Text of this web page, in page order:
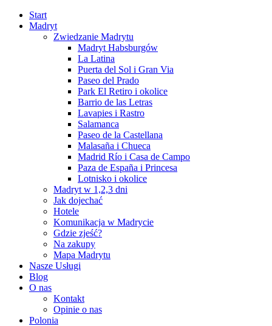
Start
Madryt
Zwiedzanie Madrytu
Madryt Habsburgów
La Latina
Puerta del Sol i Gran Via
Paseo del Prado
Park El Retiro i okolice
Barrio de las Letras
Lavapies i Rastro
Salamanca
Paseo de la Castellana
Malasaña i Chueca
Madrid Río i Casa de Campo
Paza de España i Princesa
Lotnisko i okolice
Madryt w 1,2,3 dni
Jak dojechać
Hotele
Komunikacja w Madrycie
Gdzie zjeść?
Na zakupy
Mapa Madrytu
Nasze Usługi
Blog
O nas
Kontakt
Opinie o nas
Polonia